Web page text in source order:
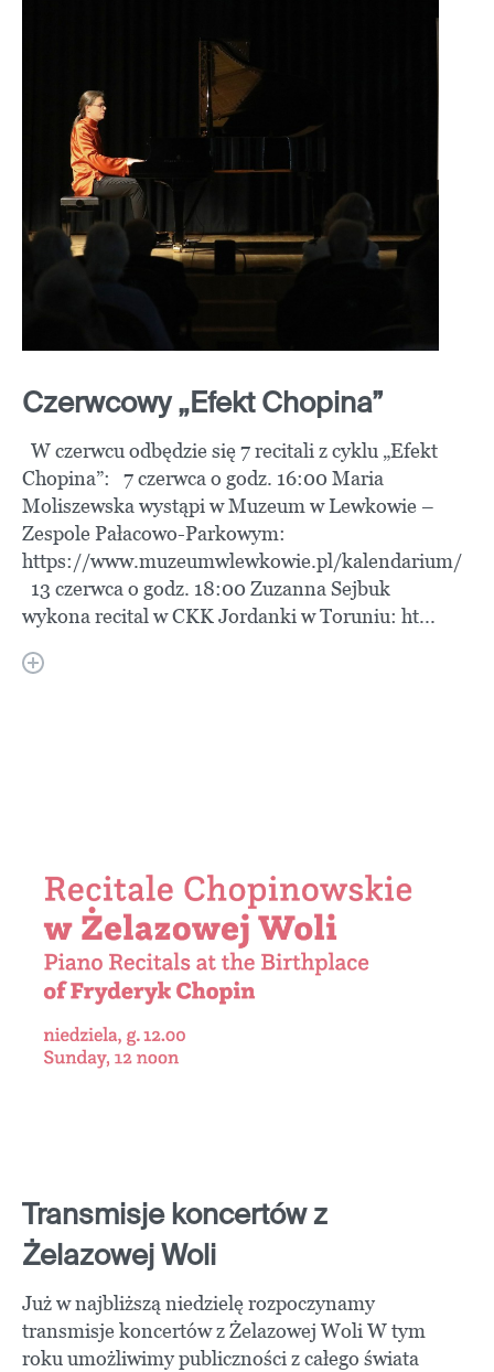
Czerwcowy „Efekt Chopina”
W czerwcu odbędzie się 7 recitali z cyklu „Efekt
Chopina”: 7 czerwca o godz. 16:00 Maria
Moliszewska wystąpi w Muzeum w Lewkowie –
Zespole Pałacowo-Parkowym:
https://www.muzeumwlewkowie.pl/kalendarium/
13 czerwca o godz. 18:00 Zuzanna Sejbuk
wykona recital w CKK Jordanki w Toruniu: ht...
Transmisje koncertów z
Żelazowej Woli
Już w najbliższą niedzielę rozpoczynamy
transmisje koncertów z Żelazowej Woli W tym
roku umożliwimy publiczności z całego świata